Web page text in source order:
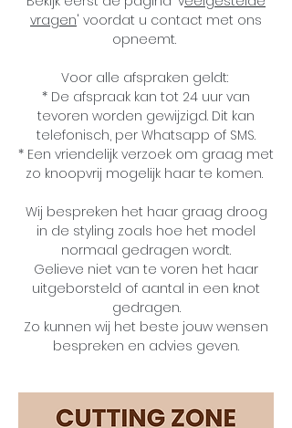
vragen' voordat u contact met ons
opneemt.
Voor alle afspraken geldt:
* De afspraak kan tot 24 uur van
tevoren worden gewijzigd. Dit kan
telefonisch, per Whatsapp of SMS.
* Een vriendelijk verzoek om graag met
zo knoopvrij mogelijk haar te komen.
Wij bespreken het haar graag droog
in de styling zoals hoe het model
normaal gedragen wordt.
Gelieve niet van te voren het haar
uitgeborsteld of aantal in een knot
gedragen.
Zo kunnen wij het beste jouw wensen
bespreken en advies geven.